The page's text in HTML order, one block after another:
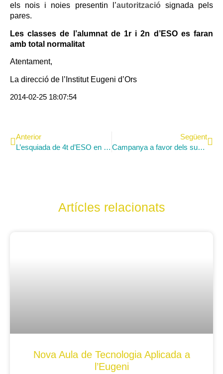
els nois i noies presentin l’autorització signada pels
pares.
Les classes de l’alumnat de 1r i 2n d’ESO es faran
amb total normalitat
Atentament,
La direcció de l’Institut Eugeni d’Ors
2014-02-25 18:07:54
Anterior
L’esquiada de 4t d’ESO en imatges
Següent
Campanya a favor dels subtítols per a deficients auditius
Artícles relacionats
Nova Aula de Tecnologia Aplicada a
l’Eugeni